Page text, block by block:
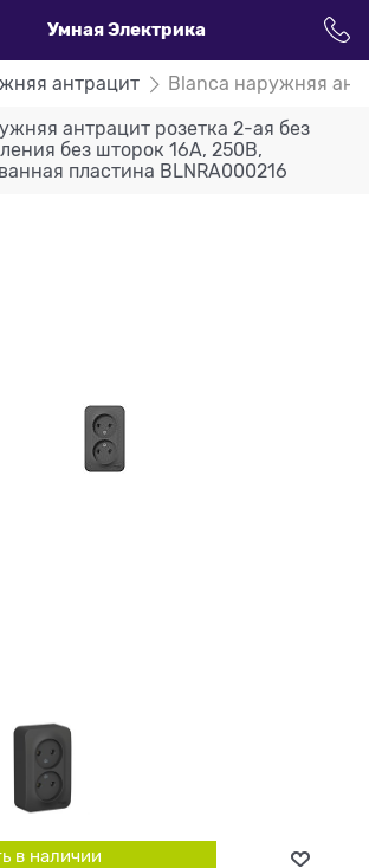
Умная Электрика
антрацит Blanca наружняя
антрацит розетка 2-ая без
без шторок 16А, 250В,
пластина BLNRA000216
в наличии